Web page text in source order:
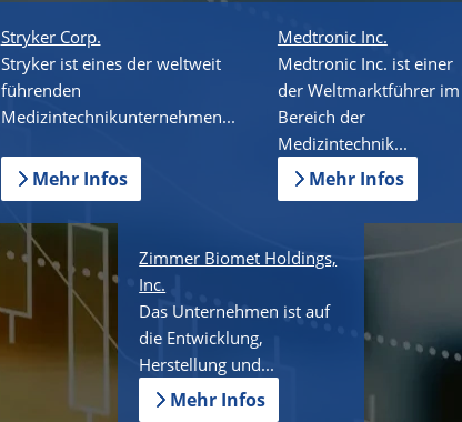
Stryker Corp.
Stryker ist eines der weltweit
führenden
Medizintechnikunternehmen...
Mehr Infos
Medtronic Inc.
Medtronic Inc. ist einer
der Weltmarktführer im
Bereich der
Medizintechnik...
Mehr Infos
Zimmer Biomet Holdings,
Inc.
Das Unternehmen ist auf
die Entwicklung,
Herstellung und...
Mehr Infos